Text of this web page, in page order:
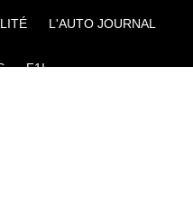
L'AUTO JOURNAL
F1I